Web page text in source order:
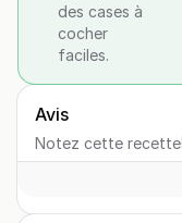
des cases à
cocher
faciles.
Avis
Notez cette recette